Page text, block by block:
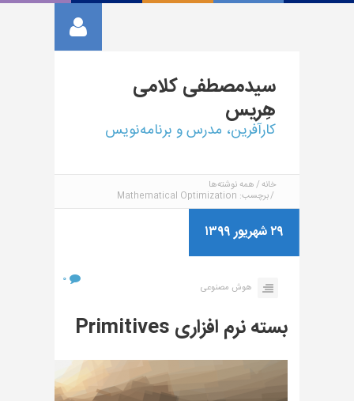
سیدمصطفیکلامی
هِریس
کارآفرین، مدرس و برنامه‌نویس
خانه همه نوشته‌ها
برچسب: Mathematical Optimization
۲۹ شهریور ۱۳۹۹
هوش مصنوعی
۰
بسته نرم افزاری Primitives